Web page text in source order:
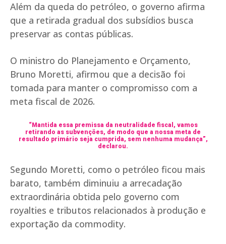
Além da queda do petróleo, o governo afirma
que a retirada gradual dos subsídios busca
preservar as contas públicas.
O ministro do Planejamento e Orçamento,
Bruno Moretti, afirmou que a decisão foi
tomada para manter o compromisso com a
meta fiscal de 2026.
“Mantida essa premissa da neutralidade fiscal, vamos
retirando as subvenções, de modo que a nossa meta de
resultado primário seja cumprida, sem nenhuma mudança”,
declarou.
Segundo Moretti, como o petróleo ficou mais
barato, também diminuiu a arrecadação
extraordinária obtida pelo governo com
royalties e tributos relacionados à produção e
exportação da commodity.